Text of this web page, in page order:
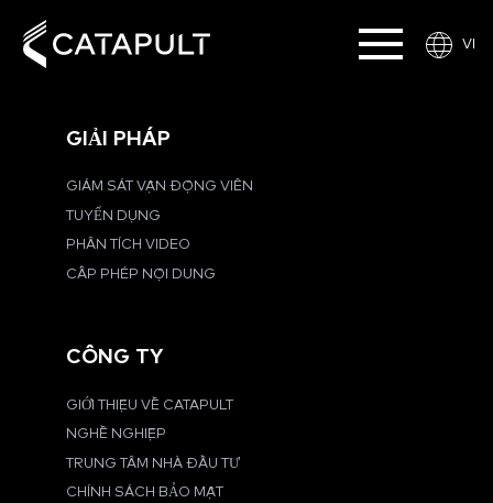
VI
GIẢI PHÁP
GIÁM SÁT VẬN ĐỘNG VIÊN
TUYỂN DỤNG
PHÂN TÍCH VIDEO
CẤP PHÉP NỘI DUNG
CÔNG TY
GIỚI THIỆU VỀ CATAPULT
NGHỀ NGHIỆP
TRUNG TÂM NHÀ ĐẦU TƯ
CHÍNH SÁCH BẢO MẬT